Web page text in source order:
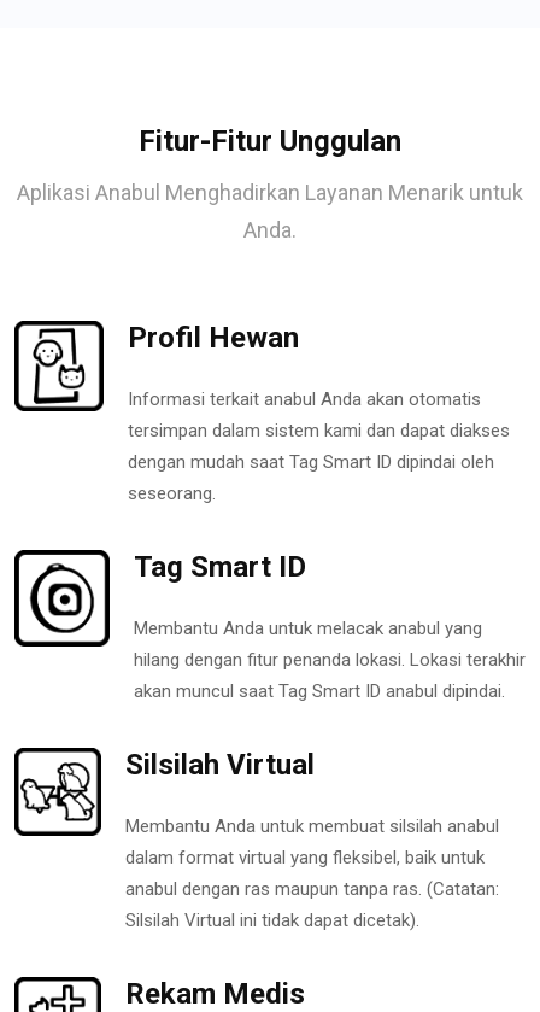
Fitur-Fitur Unggulan
Aplikasi Anabul Menghadirkan Layanan Menarik untuk
Anda.
Profil Hewan
Informasi terkait anabul Anda akan otomatis
tersimpan dalam sistem kami dan dapat diakses
dengan mudah saat Tag Smart ID dipindai oleh
seseorang.
Tag Smart ID
Membantu Anda untuk melacak anabul yang
hilang dengan fitur penanda lokasi. Lokasi terakhir
akan muncul saat Tag Smart ID anabul dipindai.
Silsilah Virtual
Membantu Anda untuk membuat silsilah anabul
dalam format virtual yang fleksibel, baik untuk
anabul dengan ras maupun tanpa ras. (Catatan:
Silsilah Virtual ini tidak dapat dicetak).
Rekam Medis